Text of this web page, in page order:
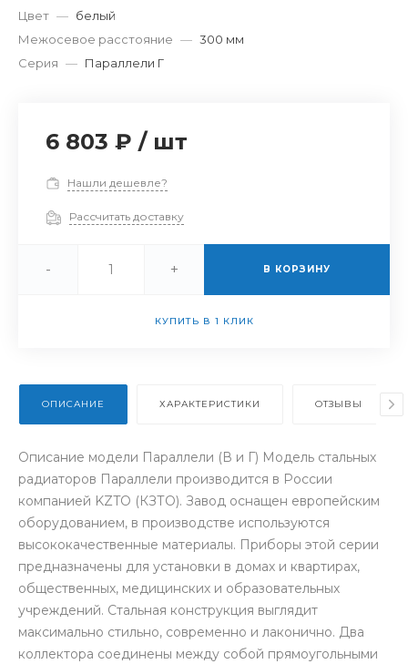
Цвет — белый
Межосевое расстояние — 300 мм
Серия — Параллели Г
6 803 ₽ / шт
Нашли дешевле?
Рассчитать доставку
- + В КОРЗИНУ
КУПИТЬ В 1 КЛИК
ОПИСАНИЕ ХАРАКТЕРИСТИКИ ОТЗЫВЫ
Описание модели Параллели (В и Г) Модель стальных
радиаторов Параллели производится в России
компанией KZTO (КЗТО). Завод оснащен европейским
оборудованием, в производстве используются
высококачественные материалы. Приборы этой серии
предназначены для установки в домах и квартирах,
общественных, медицинских и образовательных
учреждений. Стальная конструкция выглядит
максимально стильно, современно и лаконично. Два
коллектора соединены между собой прямоугольными